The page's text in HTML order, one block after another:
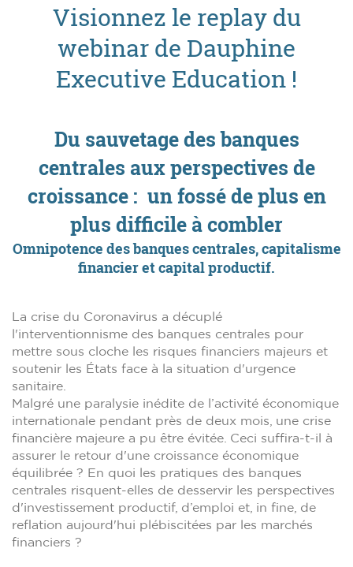
Visionnez le replay du
webinar de Dauphine
Executive Education !
Du sauvetage des banques
centrales aux perspectives de
croissance : un fossé de plus en
plus difficile à combler
Omnipotence des banques centrales, capitalisme
financier et capital productif.
La crise du Coronavirus a décuplé
l'interventionnisme des banques centrales pour
mettre sous cloche les risques financiers majeurs et
soutenir les États face à la situation d'urgence
sanitaire.
Malgré une paralysie inédite de l’activité économique
internationale pendant près de deux mois, une crise
financière majeure a pu être évitée. Ceci suffira-t-il à
assurer le retour d'une croissance économique
équilibrée ? En quoi les pratiques des banques
centrales risquent-elles de desservir les perspectives
d'investissement productif, d’emploi et, in fine, de
reflation aujourd'hui plébiscitées par les marchés
financiers ?